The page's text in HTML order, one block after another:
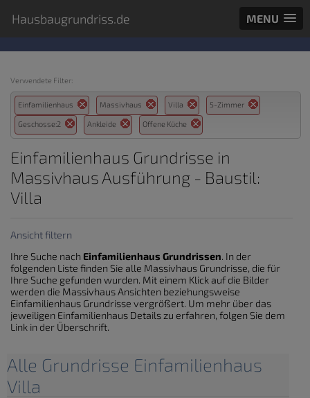
Hausbaugrundriss.de MENU
Verwendete Filter:
Einfamilienhaus Massivhaus Villa 5-Zimmer
Geschosse:2 Ankleide Offene Küche
Einfamilienhaus Grundrisse in
Massivhaus Ausführung - Baustil:
Villa
Ansicht filtern
Ihre Suche nach Einfamilienhaus Grundrissen. In der
folgenden Liste finden Sie alle Massivhaus Grundrisse, die für
Ihre Suche gefunden wurden. Mit einem Klick auf die Bilder
werden die Massivhaus Ansichten beziehungsweise
Einfamilienhaus Grundrisse vergrößert. Um mehr über das
jeweiligen Einfamilienhaus Details zu erfahren, folgen Sie dem
Link in der Überschrift.
Alle Grundrisse Einfamilienhaus
Villa